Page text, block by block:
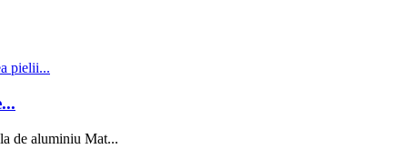
de aluminiu Mat...